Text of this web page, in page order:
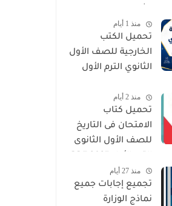
الأول 2027 PDF
منذ 1 أيام
تحميل الكتب
الخارجية للصف الأول
الثانوي الترم الأول
المواد المنهج
الجديد)
منذ 2 أيام
تحميل كتاب
الامتحان فى التاريخ
للصف الأول الثانوى
النسخة الجديدة
منذ 27 أيام
تجميع إجابات جميع
نماذج الوزارة